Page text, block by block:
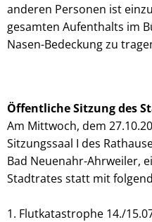
anderen Personen ist
gesamten Aufenthalts im
Nasen-Bedeckung zu
Öffentliche Sitzung des
Am Mittwoch, dem
Sitzungssaal I des
Bad Neuenahr-Ahrweiler,
Stadtrates statt mit
1. Flutkatastrophe 14./